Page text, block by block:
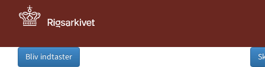
Bliv indtaster